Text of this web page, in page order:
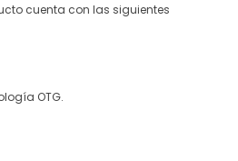
cuenta con las siguientes
OTG.